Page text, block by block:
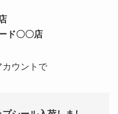
ド〇〇店
ウントで